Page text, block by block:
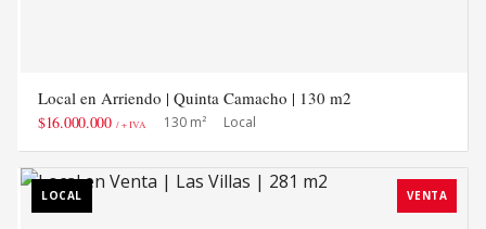
Local en Arriendo | Quinta Camacho | 130 m2
$16.000.000 / + IVA 130 m² Local
LOCAL VENTA